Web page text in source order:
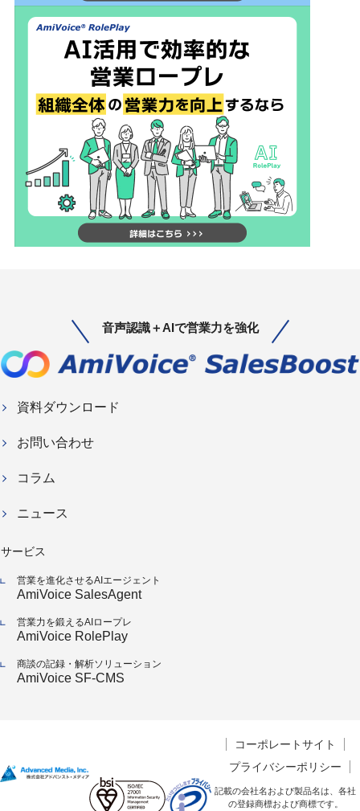
音声認識＋AIで営業力を強化
資料ダウンロード
お問い合わせ
コラム
ニュース
サービス
営業を進化させるAIエージェント
AmiVoice SalesAgent
営業力を鍛えるAIロープレ
AmiVoice RolePlay
商談の記録・解析ソリューション
AmiVoice SF-CMS
コーポレートサイト
プライバシーポリシー
記載の会社名および製品名は、各社
の登録商標および商標です。